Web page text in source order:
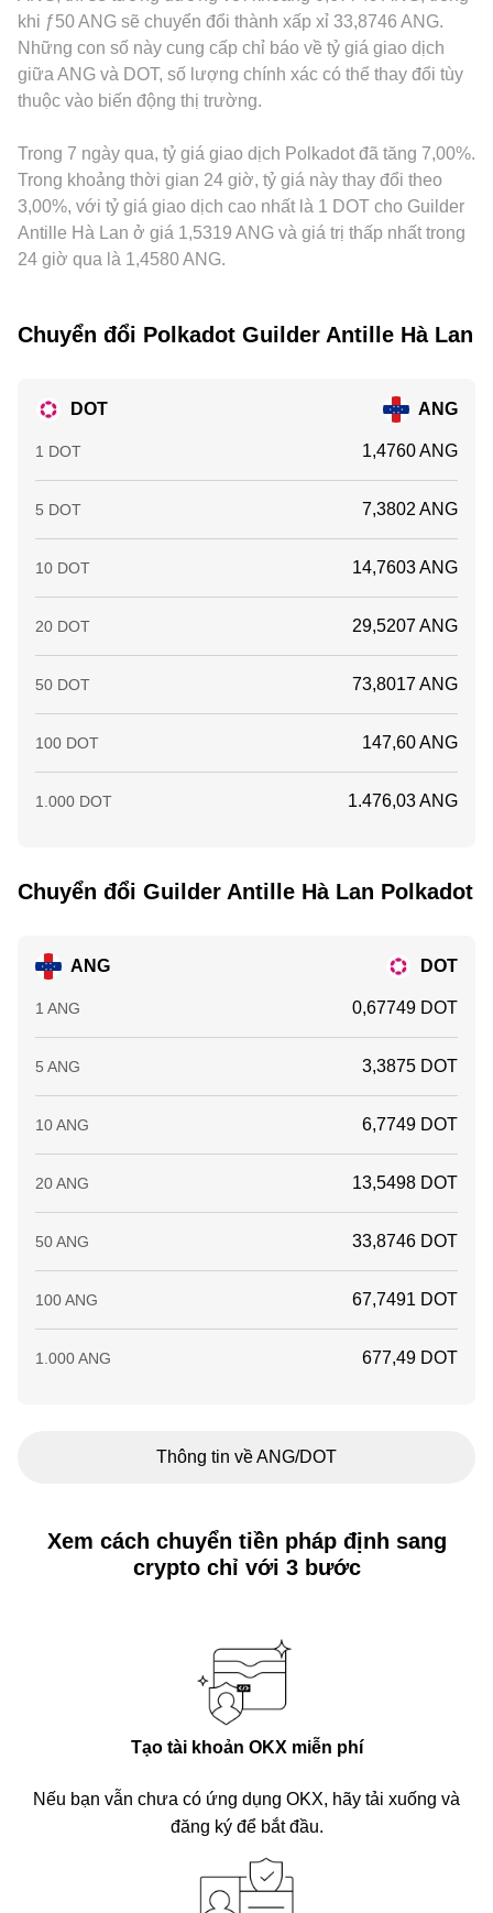
như funding rate hợp đồng tương lai DOT, đáo hạn quyền
chọn, tỷ lệ long/short, dòng ví cá voi chuyển DOT lên sàn
hoặc rút khỏi sàn, cũng như các đợt mở khóa DOT từ các
chương trình trước đây có thể khuếch đại biến động ngắn
tảng, DOT chủ yếu được định giá qua cặp DOT/USDT hoặc
DOT/USD trước rồi chuyển đổi sang ANG; khi USDT giao
dịch ở mức cao hơn hoặc thấp hơn USD nhẹ (basis), chênh
lệch đó sẽ truyền vào DOT/ANG được niêm yết. Hoạt động
arbitrage giữa các sàn giúp thu hẹp khác biệt, nhưng không
trường, vì vậy các mức DOT/ANG conversion rate vẫn có
thể lệch nhau trong ngắn hạn.
khi ƒ50 ANG sẽ chuyển đổi thành xấp xỉ 33,8746 ANG.
Những con số này cung cấp chỉ báo về tỷ giá giao dịch
giữa ANG và DOT, số lượng chính xác có thể thay đổi tùy
thuộc vào biến động thị trường.
Trong 7 ngày qua, tỷ giá giao dịch Polkadot đã tăng 7,00%.
Trong khoảng thời gian 24 giờ, tỷ giá này thay đổi theo
3,00%, với tỷ giá giao dịch cao nhất là 1 DOT cho Guilder
Antille Hà Lan ở giá 1,5319 ANG và giá trị thấp nhất trong
24 giờ qua là 1,4580 ANG.
Chuyển đổi Polkadot Guilder Antille Hà Lan
DOT ANG
1 DOT 1,4760 ANG
5 DOT 7,3802 ANG
10 DOT 14,7603 ANG
20 DOT 29,5207 ANG
50 DOT 73,8017 ANG
100 DOT 147,60 ANG
1.000 DOT 1.476,03 ANG
Chuyển đổi Guilder Antille Hà Lan Polkadot
ANG DOT
1 ANG 0,67749 DOT
5 ANG 3,3875 DOT
10 ANG 6,7749 DOT
20 ANG 13,5498 DOT
50 ANG 33,8746 DOT
100 ANG 67,7491 DOT
1.000 ANG 677,49 DOT
Thông tin về ANG/DOT
Xem cách chuyển tiền pháp định sang
crypto chỉ với 3 bước
Tạo tài khoản OKX miễn phí
Nếu bạn vẫn chưa có ứng dụng OKX, hãy tải xuống và
đăng ký để bắt đầu.